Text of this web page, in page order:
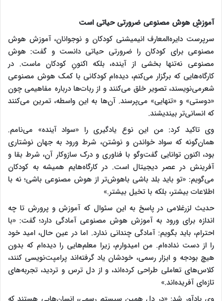
آموزشِ هوش مصنوعی ضرورتی حیاتی است
سرپرست دایره‌المعارف انیمیشنی کودکان و نوجوانان، آموزش هوش
مصنوعی برای کودکان را ضرورتی حیاتی دانست و گفت: هوش
مصنوعی نه‌تنها بخشی از آینده، بلکه اکنونِ کودکان ماست. در
کارگاه‌هایی که برگزار می‌کنم، دیده‌ام کودکانی با کمک هوش مصنوعی
شعرمی‌نویسند، تصویر خلق می‌کنند و از ربات‌ها درباره مفاهیمی چون
«دوستی» و «تنهایی» می‌پرسند. آن‌ها به این واسطه، تمرین می‌کنند
که انسانی‌تر بیندیشند.
وی تاکید کرد: من این نوع یادگیری را «سواد آینده» می‌نامم.
همان‌گونه که سواد خواندن و نوشتن، شرط ورود به جهان نوشتاری
بود، اکنون توانایی گفت‌وگو با فناوری و درک سازوکار آن، شرط بقا و
آفرینش در عصر دیجیتال است. در کارگاه‌هایم همیشه به کودکان
می‌گویم: «تو باید بلد باشی باهوش‌تر از هوش مصنوعی باشی؛ نه با
اطلاعات بیشتر، بلکه با تخیل بیشتر.»
حدیث لزرغلامی در پاسخ به این سئوال که آموزش و پرورش تا چه
اندازه برای ورود به آموزش هوش مصنوعی آمادگی دارد؛ گفت: «با
احترام، باید بگویم: آمادگی چندانی ندارد. اما در عین حال، امید خود
را از دست نداده‌ام. من امیدوارم، زیرا معلم‌هایی را دیده‌ام که بدون
هیچ بودجه و ابزار رسمی، خودشان یاد گرفته‌اند پرامپت‌نویسی کنند،
کلاس‌های تعاملی طراحی کرده‌اند، و از دل ترس و تردید، تجربه‌های
تازه‌ای آفریده‌اند.»